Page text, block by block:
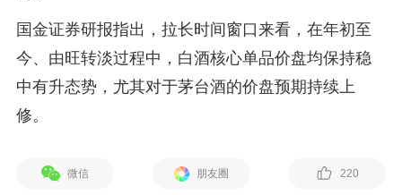
国金证券研报指出，拉长时间窗口来看，在年初至
今、由旺转淡过程中，白酒核心单品价盘均保持稳
中有升态势，尤其对于茅台酒的价盘预期持续上
修。
微信 朋友圈 220